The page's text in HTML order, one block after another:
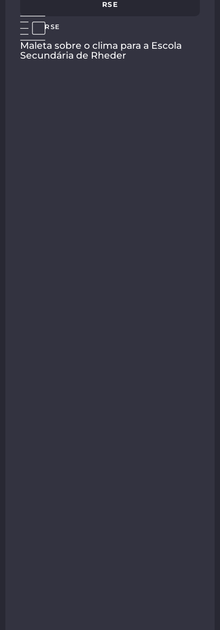
RSE
RSE
Maleta sobre o clima para a Escola
Secundária de Rheder